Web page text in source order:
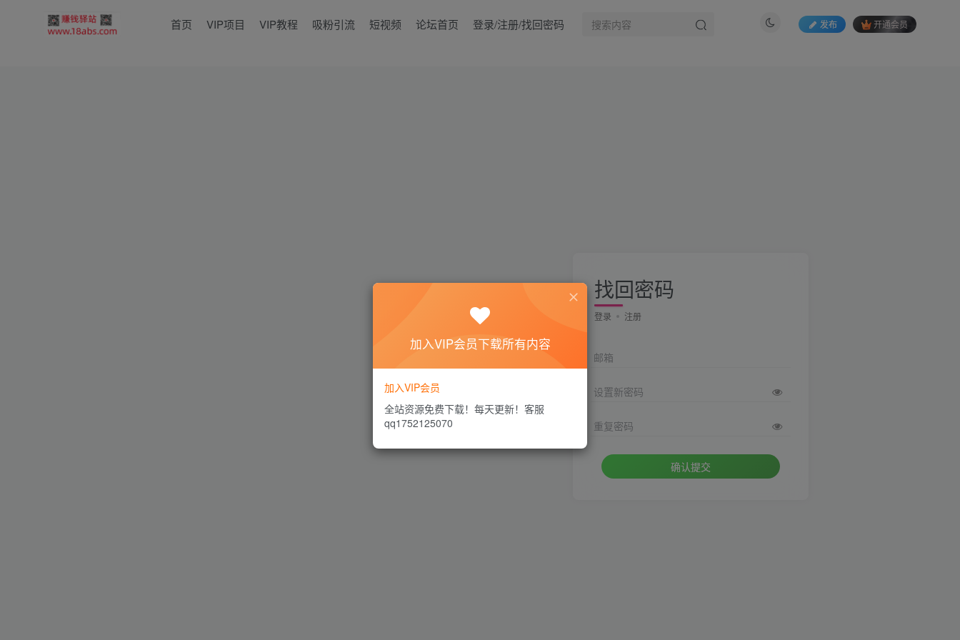
首页 VIP项目 VIP教程 吸粉引流 短视频 论坛首页 登录/注册/找回密码 发布 开通会员
找回密码
登录 注册
邮箱
设置新密码
重复密码
确认提交
加入VIP会员下载所有内容
加入VIP会员
全站资源免费下载！每天更新！客服
qq1752125070